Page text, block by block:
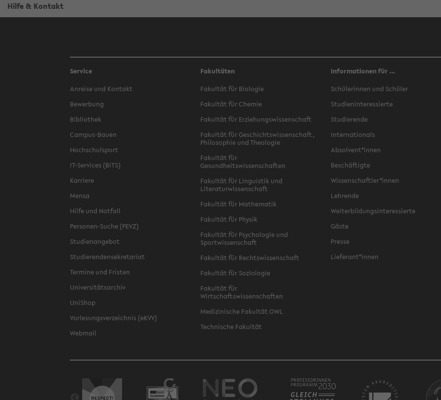
Hilfe & Kontakt
Service
Anreise und Kontakt
Bewerbung
Bibliothek
Campus-Bauen
Hochschulsport
IT-Services (BITS)
Karriere
Mensa
Hilfe und Notfall
Personen-Suche (PEVZ)
Studienangebot
Studierendensekretariat
Termine und Fristen
Universitätsarchiv
UniShop
Vorlesungsverzeichnis (eKVV)
Webmail
Fakultäten
Fakultät für Biologie
Fakultät für Chemie
Fakultät für Erziehungswissenschaft
Fakultät für Geschichtswissenschaft,
Philosophie und Theologie
Fakultät für
Gesundheitswissenschaften
Fakultät für Linguistik und
Literaturwissenschaft
Fakultät für Mathematik
Fakultät für Physik
Fakultät für Psychologie und
Sportwissenschaft
Fakultät für Rechtswissenschaft
Fakultät für Soziologie
Fakultät für
Wirtschaftswissenschaften
Medizinische Fakultät OWL
Technische Fakultät
Informationen für ...
Schülerinnen und Schüler
Studieninteressierte
Studierende
Internationals
Absolvent*innen
Beschäftigte
Wissenschaftler*innen
Lehrende
Weiterbildungsinteressierte
Gäste
Presse
Lieferant*innen